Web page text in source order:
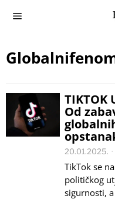
TIKTOK
Od
20.01.2025.
TikTok se
političkog
sigurnosti,